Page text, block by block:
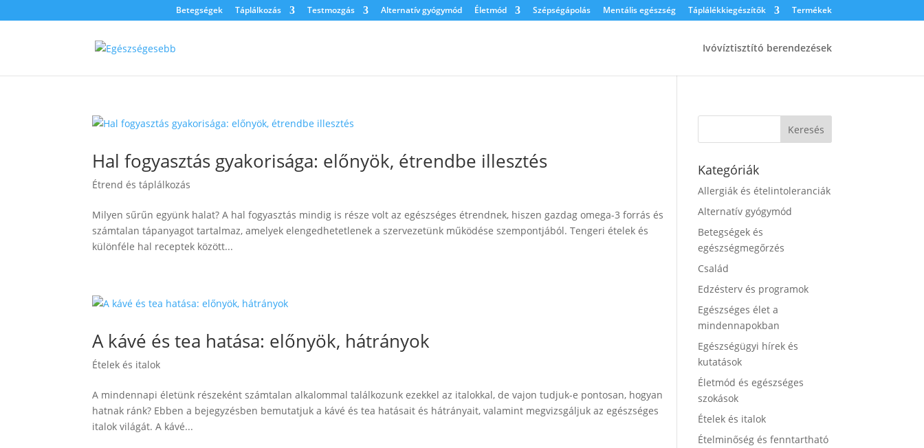
Betegségek Táplálkozás Testmozgás Alternatív gyógymód Életmód Szépségápolás Mentális egészség Táplálékkiegészítők Termékek
Ivóvíztisztító berendezések
Hal fogyasztás gyakorisága: előnyök, étrendbe illesztés
Étrend és táplálkozás
Milyen sűrűn együnk halat? A hal fogyasztás mindig is része volt az egészséges étrendnek, hiszen gazdag omega-3 forrás és
számtalan tápanyagot tartalmaz, amelyek elengedhetetlenek a szervezetünk működése szempontjából. Tengeri ételek és
különféle hal receptek között...
A kávé és tea hatása: előnyök, hátrányok
Ételek és italok
A mindennapi életünk részeként számtalan alkalommal találkozunk ezekkel az italokkal, de vajon tudjuk-e pontosan, hogyan
hatnak ránk? Ebben a bejegyzésben bemutatjuk a kávé és tea hatásait és hátrányait, valamint megvizsgáljuk az egészséges
italok világát. A kávé...
Kategóriák
Allergiák és ételintoleranciák
Alternatív gyógymód
Betegségek és
egészségmegőrzés
Család
Edzésterv és programok
Egészséges élet a
mindennapokban
Egészségügyi hírek és
kutatások
Életmód és egészséges
szokások
Ételek és italok
Ételminőség és fenntartható